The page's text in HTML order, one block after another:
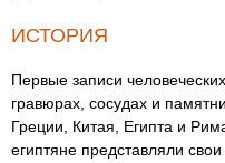
ИСТОРИЯ
Первые записи
гравюрах, сосудах и
Греции, Китая, Египта и
египтяне представляли